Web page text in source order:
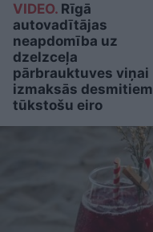
VIDEO. Rīgā
autovadītājas
neapdomība uz
dzelzceļa
pārbrauktuves viņai
izmaksās desmitiem
tūkstošu eiro